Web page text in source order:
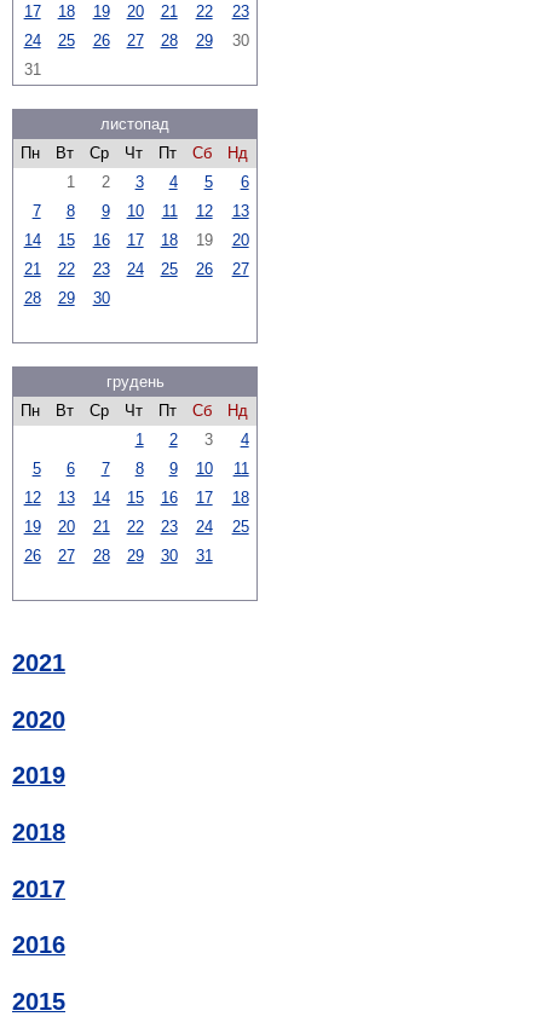
17
18 19 20 21 22
23
24
25 26 27 28 29
30
31
листопад
Пн
Вт Ср Чт Пт Сб
Нд
1
2 3 4 5
6
7
8 9 10 11 12
13
14
15 16 17 18 19
20
21
22 23 24 25 26
27
28
29 30
грудень
Пн
Вт Ср Чт Пт Сб
Нд
1
2 3
4
5
6 7 8 9 10
11
12
13 14 15 16 17
18
19
20 21 22 23 24
25
26
27 28 29 30 31
2021
2020
2019
2018
2017
2016
2015